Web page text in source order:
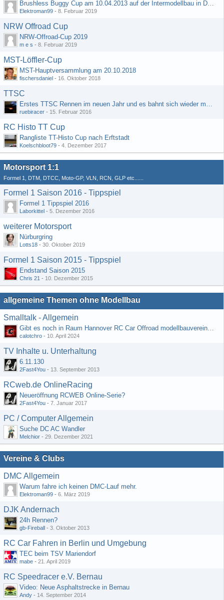
Brushless Buggy Cup am 10.04.2013 auf der Intermodellbau in Dortmund
Elektroman99 - 8. Februar 2019
NRW Offroad Cup
NRW-Offroad-Cup 2019
m e s - 8. Februar 2019
MST-Löffler-Cup
MST-Hauptversammlung am 20.10.2018
fischersdaniel - 16. Oktober 2018
TTSC
Erstes TTSC Rennen im neuen Jahr und es bahnt sich wieder mal eine Rekordteilnehmerzahl an
ruebiracer - 15. Februar 2016
RC Histo TT Cup
Rangliste TT-Histo Cup nach Erftstadt
Koelschbloot79 - 4. Dezember 2017
Motorsport 1:1
Formel 1, DTM, DTCC, Moto-GP, VLN, RCN, GLP etc......
Formel 1 Saison 2016 - Tippspiel
Formel 1 Tippspiel 2016
Laborkittel - 5. Dezember 2016
weiterer Motorsport
Nürburgring
Lotts18 - 30. Oktober 2019
Formel 1 Saison 2015 - Tippspiel
Endstand Saison 2015
Chris 21 - 10. Dezember 2015
allgemeine Themen ohne Modellbau
Smalltalk - Allgemein
Gibt es noch in Raum Hannover RC Car Offroad modellbauvereine, habe selbst schon gegoogelt aber erfolglos
calotchro - 10. April 2024
TV Inhalte u. Unterhaltung
6.11.130
2Fast4You - 13. September 2013
RCweb.de OnlineRacing
Neueröffnung RCWEB Online-Serie?
2Fast4You - 7. Januar 2017
PC / Computer Allgemein
Suche DC AC Wandler
Melchior - 29. Dezember 2021
Vereine & Clubs
DMC Allgemein
Warum fahre ich keinen DMC-Lauf mehr.
Elektroman99 - 6. März 2019
DJK Andernach
24h Rennen?
gb-Fireball - 3. Oktober 2013
RC Car Fahren in Berlin und Umgebung
TEC beim TSV Mariendorf
mabe - 21. April 2019
RC Speedracer e.V. Bernau
Video: Neue Asphaltstrecke in Bernau
Andy - 14. September 2014